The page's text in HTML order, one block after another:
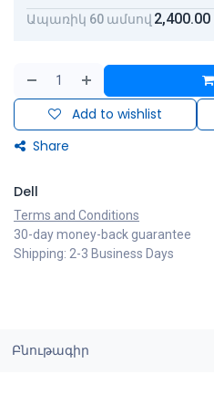
Ապառիկ 60 ամսով 2,400.00
Add to wishlist
Share
Dell
Terms and Conditions
30-day money-back guarantee
Shipping: 2-3 Business Days
Բնութագիր